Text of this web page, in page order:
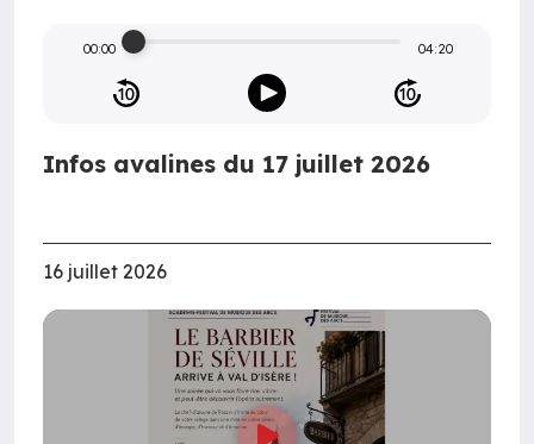
00:00 04:20
Infos avalines du 17 juillet 2026
16 juillet 2026